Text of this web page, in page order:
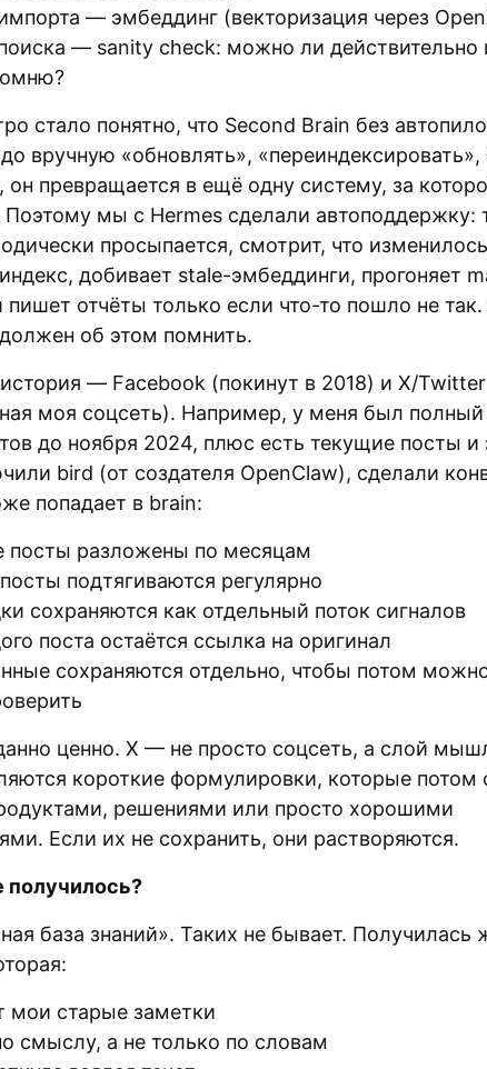
— эмбеддинг (векторизация через
— sanity check: можно ли действительно
стало понятно, что Second Brain без
вручную «обновлять», «переиндексировать»,
он превращается в ещё одну систему, за
Поэтому мы с Hermes сделали автоподдержку:
просыпается, смотрит, что
добивает stale-эмбеддинги, прогоняет
пишет отчёты только если что-то пошло не
об этом помнить.
— Facebook (покинут в 2018) и X/Twitter
моя соцсеть). Например, у меня был полный
до ноября 2024, плюс есть текущие посты и
bird (от создателя OpenClaw), сделали
попадает в brain:
посты разложены по месяцам
подтягиваются регулярно
сохраняются как отдельный поток сигналов
поста остаётся ссылка на оригинал
сохраняются отдельно, чтобы потом
ценно. X — не просто соцсеть, а слой
короткие формулировки, которые потом
решениями или просто хорошими
Если их не сохранить, они растворяются.
получилось?
база знаний». Таких не бывает. Получилась
мои старые заметки
смыслу, а не только по словам